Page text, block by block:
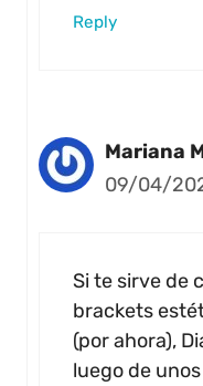
Reply
Mariana
09/04/
Si te sirve de
brackets
(por ahora),
luego de